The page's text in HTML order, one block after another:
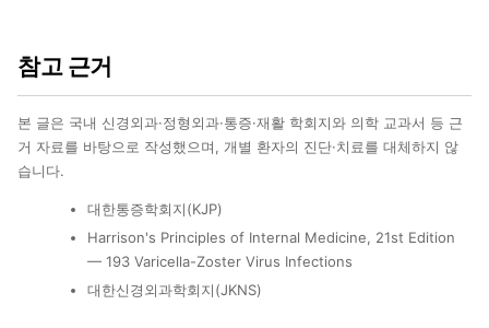
참고 근거
본 글은 국내 신경외과·정형외과·통증·재활 학회지와 의학 교과서 등 근
거 자료를 바탕으로 작성했으며, 개별 환자의 진단·치료를 대체하지 않
습니다.
대한통증학회지(KJP)
Harrison's Principles of Internal Medicine, 21st Edition
— 193 Varicella-Zoster Virus Infections
대한신경외과학회지(JKNS)